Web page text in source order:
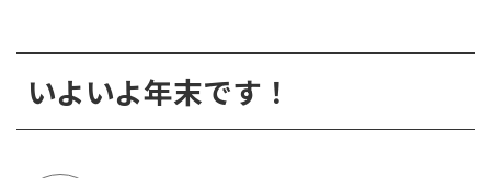
いよいよ年末です！